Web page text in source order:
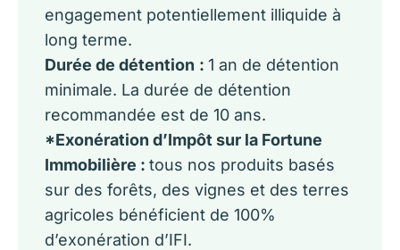
engagement potentiellement illiquide à
long terme.
Durée de détention : 1 an de détention
minimale. La durée de détention
recommandée est de 10 ans.
*Exonération d’Impôt sur la Fortune
Immobilière : tous nos produits basés
sur des forêts, des vignes et des terres
agricoles bénéficient de 100%
d’exonération d’IFI.